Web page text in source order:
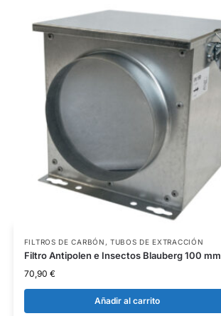
FILTROS DE CARBÓN ,TUBOS DE EXTRACCIÓN
Filtro Antipolen e Insectos Blauberg 100 mm
70,90 €
Añadir al carrito